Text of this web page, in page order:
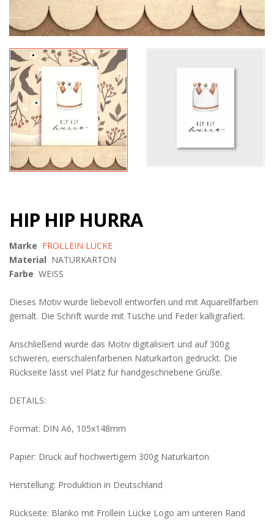
HIP HIP HURRA
Marke FROLLEIN LÜCKE
Material NATURKARTON
Farbe WEISS
Dieses Motiv wurde liebevoll entworfen und mit Aquarellfarben
gemalt. Die Schrift wurde mit Tusche und Feder kalligrafiert.
Anschließend wurde das Motiv digitalisiert und auf 300g
schweren, eierschalenfarbenen Naturkarton gedruckt. Die
Rückseite lässt viel Platz für handgeschriebene Grüße.
DETAILS:
Format: DIN A6, 105x148mm
Papier: Druck auf hochwertigem 300g Naturkarton
Herstellung: Produktion in Deutschland
Rückseite: Blanko mit Frollein Lücke Logo am unteren Rand